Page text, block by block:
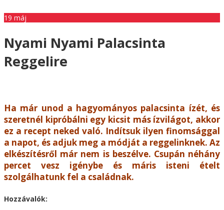
19 máj
Nyami Nyami Palacsinta
Reggelire
Ha már unod a hagyományos palacsinta ízét, és
szeretnél kipróbálni egy kicsit más ízvilágot, akkor
ez a recept neked való. Indítsuk ilyen finomsággal
a napot, és adjuk meg a módját a reggelinknek. Az
elkészítésről már nem is beszélve. Csupán néhány
percet vesz igénybe és máris isteni ételt
szolgálhatunk fel a családnak.
Hozzávalók: